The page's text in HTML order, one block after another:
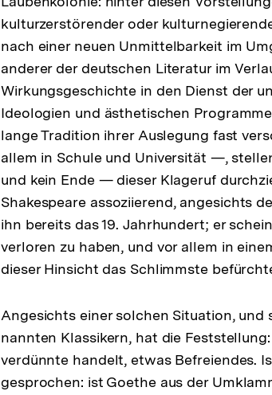
kulturzerstörender oder
nach einer neuen Unmittelbarkeit im
anderer der deutschen Literatur im
Wirkungsgeschichte in den Dienst der
Ideologien und ästhetischen
lange Tradition ihrer Auslegung fast
allem in Schule und Universität —,
und kein Ende — dieser Klageruf
Shakespeare assoziierend, angesichts
ihn bereits das 19. Jahrhundert; er
verloren zu haben, und vor allem in
dieser Hinsicht das Schlimmste
Angesichts einer solchen Situation,
nannten Klassikern, hat die
verdünnte handelt, etwas Befreiendes.
gesprochen: ist Goethe aus der